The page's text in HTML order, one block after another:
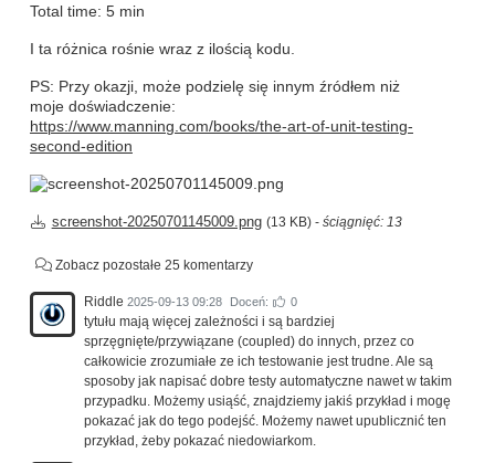
Total time: 5 min
I ta różnica rośnie wraz z ilością kodu.
PS: Przy okazji, może podzielę się innym źródłem niż
moje doświadczenie:
https://www.manning.com/books/the-art-of-unit-testing-
second-edition
screenshot-20250701145009.png (13 KB) - ściągnięć: 13
Zobacz pozostałe 25 komentarzy
Riddle 2025-09-13 09:28 Doceń: 0
tytułu mają więcej zależności i są bardziej
sprzęgnięte/przywiązane (coupled) do innych, przez co
całkowicie zrozumiałe ze ich testowanie jest trudne. Ale są
sposoby jak napisać dobre testy automatyczne nawet w takim
przypadku. Możemy usiąść, znajdziemy jakiś przykład i mogę
pokazać jak do tego podejść. Możemy nawet upublicznić ten
przykład, żeby pokazać niedowiarkom.